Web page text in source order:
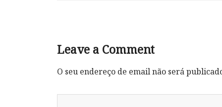
Leave a Comment
O seu endereço de email não será